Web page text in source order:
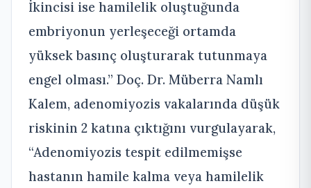
İkincisi ise hamilelik oluştuğunda
embriyonun yerleşeceği ortamda
yüksek basınç oluşturarak tutunmaya
engel olması.” Doç. Dr. Müberra Namlı
Kalem, adenomiyozis vakalarında düşük
riskinin 2 katına çıktığını vurgulayarak,
“Adenomiyozis tespit edilmemişse
hastanın hamile kalma veya hamilelik